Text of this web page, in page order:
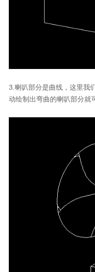
3. 喇叭部分是曲线，这里我
动绘制出弯曲的喇叭部分就